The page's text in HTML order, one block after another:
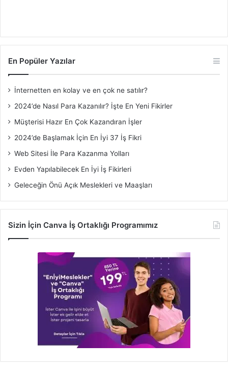
En Popüler Yazılar
İnternetten en kolay ve en çok ne satılır?
2024’de Nasıl Para Kazanılır? İşte En Yeni Fikirler
Müşterisi Hazır En Çok Kazandıran İşler
2024’de Başlamak İçin En İyi 37 İş Fikri
Web Sitesi İle Para Kazanma Yolları
Evden Yapılabilecek En İyi İş Fikirleri
Geleceğin Önü Açık Meslekleri ve Maaşları
Sizin İçin Canva İş Ortaklığı Programımız